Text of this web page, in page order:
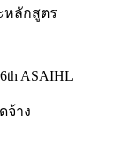
หลักสูตร
ASAIHL
จ้าง